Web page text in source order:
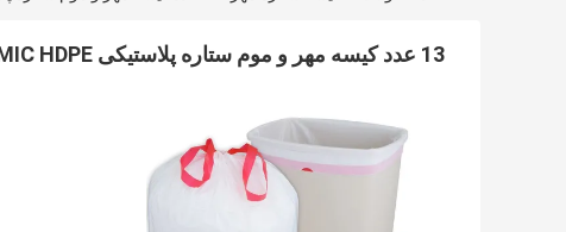
13 عدد کیسه مهر و موم ستاره پلاستیکی MIC HDPE با دسته کراوات